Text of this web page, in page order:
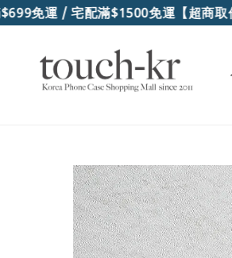
免運 / 宅配滿$1500免運【超商取